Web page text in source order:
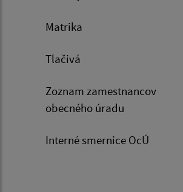
Matrika
Tlačivá
Zoznam zamestnancov
obecného úradu
Interné smernice OcÚ